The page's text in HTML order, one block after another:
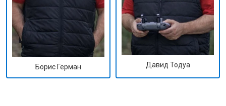
Борис Герман Давид Тодуа